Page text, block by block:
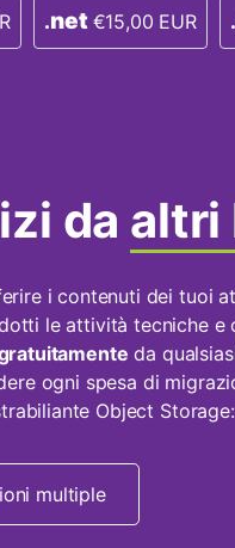
.net €15,00 EUR .
da altri
i contenuti dei tuoi
le attività tecniche e
da
ogni spesa di
Object Storage:
multiple